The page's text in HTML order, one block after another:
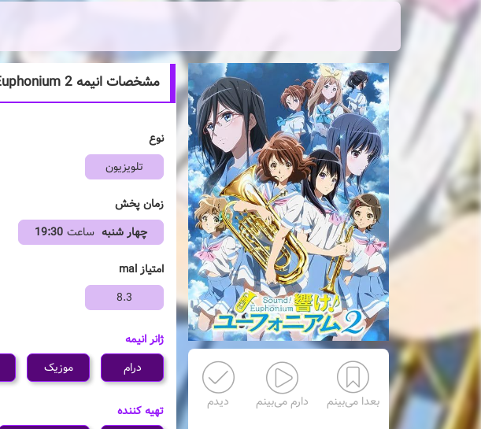
بعدا می‌بینم دارم می‌بینم دیدم
مشخصات انیمه Hibike! Euphonium 2
نوع
تلویزیون
زمان پخش
چهار شنبه ساعت 19:30
امتیاز mal
8.3
ژانر انیمه
درام
موزیک
تهیه کننده